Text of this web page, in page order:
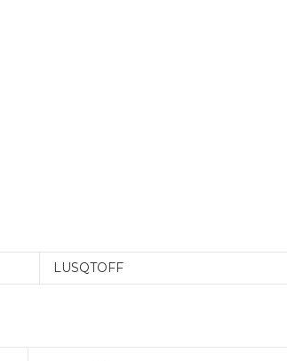
LUSQTOFF